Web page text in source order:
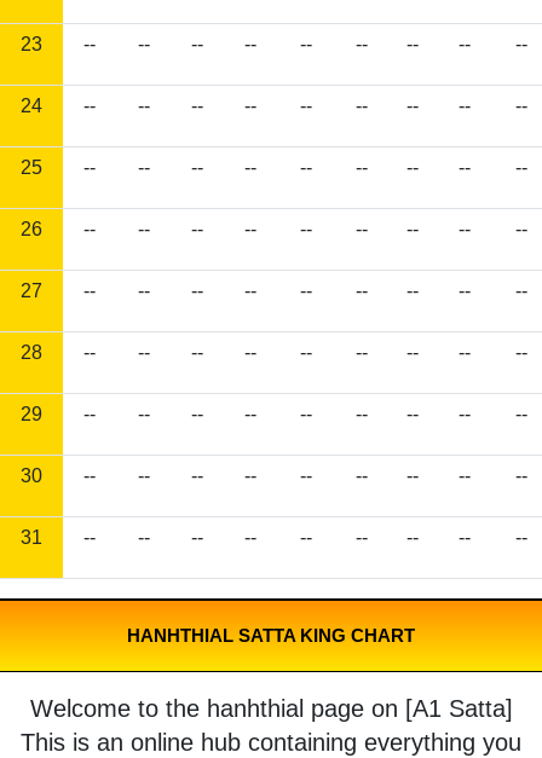
23 -- -- -- -- -- -- -- -- --
24 -- -- -- -- -- -- -- -- --
25 -- -- -- -- -- -- -- -- --
26 -- -- -- -- -- -- -- -- --
27 -- -- -- -- -- -- -- -- --
28 -- -- -- -- -- -- -- -- --
29 -- -- -- -- -- -- -- -- --
30 -- -- -- -- -- -- -- -- --
31 -- -- -- -- -- -- -- -- --
HANHTHIAL SATTA KING CHART
Welcome to the hanhthial page on [A1 Satta]
This is an online hub containing everything you